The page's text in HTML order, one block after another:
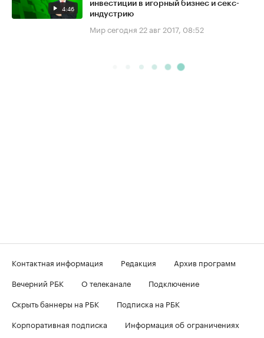
4:46
инвестиции в игорный бизнес и секс-
индустрию
Мир сегодня 22 авг 2017, 08:52
Контактная информация Редакция
Архив программ
Вечерний РБК
О телеканале
Подключение
Скрыть баннеры на РБК
Подписка на РБК
Корпоративная подписка
Информация об ограничениях